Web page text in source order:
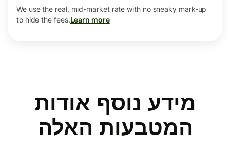
We use the real, mid-market rate with no sneaky mark-up
to hide the fees.Learn more
מידע נוסף אודות
המטבעות האלה